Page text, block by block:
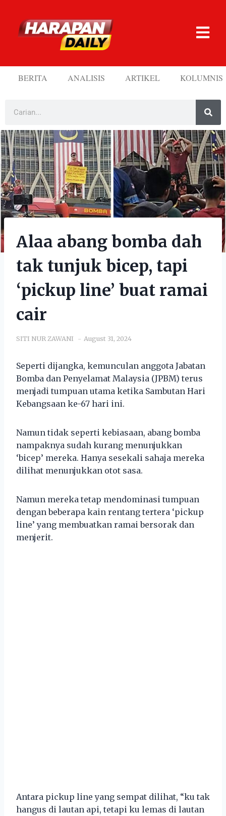
BERITA ANALISIS ARTIKEL KOLUMNIS
Alaa abang bomba dah
tak tunjuk bicep, tapi
‘pickup line’ buat ramai
cair
SITI NUR ZAWANI August 31, 2024
Seperti dijangka, kemunculan anggota Jabatan
Bomba dan Penyelamat Malaysia (JPBM) terus
menjadi tumpuan utama ketika Sambutan Hari
Kebangsaan ke-67 hari ini.
Namun tidak seperti kebiasaan, abang bomba
nampaknya sudah kurang menunjukkan
‘bicep’ mereka. Hanya sesekali sahaja mereka
dilihat menunjukkan otot sasa.
Namun mereka tetap mendominasi tumpuan
dengan beberapa kain rentang tertera ‘pickup
line’ yang membuatkan ramai bersorak dan
menjerit.
Antara pickup line yang sempat dilihat, “ku tak
hangus di lautan api, tetapi ku lemas di lautan